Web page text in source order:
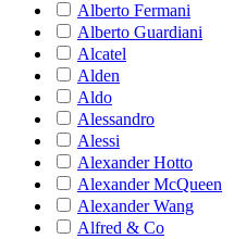
Alberto Fermani
Alberto Guardiani
Alcatel
Alden
Aldo
Alessandro
Alessi
Alexander Hotto
Alexander McQueen
Alexander Wang
Alfred & Co